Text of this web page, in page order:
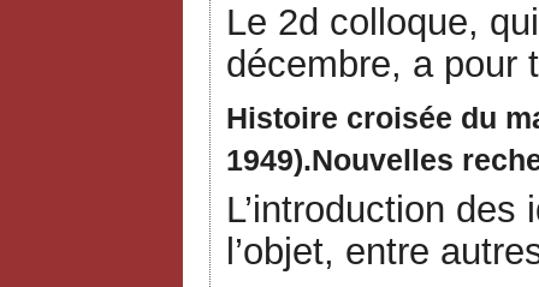
Le 2d colloque,
décembre, a pour
Histoire croisée du
1949).Nouvelles
L’introduction
l’objet, entre